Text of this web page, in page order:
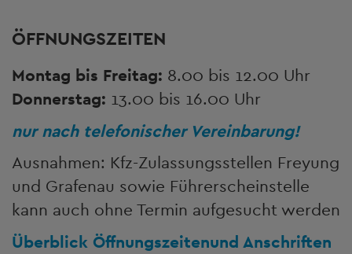
ÖFFNUNGSZEITEN
Montag bis Freitag: 8.00 bis 12.00 Uhr
Donnerstag: 13.00 bis 16.00 Uhr
nur nach telefonischer Vereinbarung!
Ausnahmen: Kfz-Zulassungsstellen Freyung
und Grafenau sowie Führerscheinstelle
kann auch ohne Termin aufgesucht werden
Überblick Öffnungszeitenund Anschriften